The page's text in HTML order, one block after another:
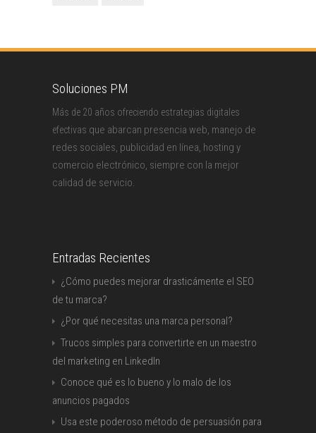
Soluciones PM
Más de 20 años ofreciendo estrategias digitales
efectivas que abarcan presencia web, manejo de
redes sociales, publicidad en línea, hosting y
comercio electrónico, siempre con la mejor
calidad de servicio.
Entradas Recientes
¿Cómo puedes mejorar drasticámente el SEO
de tu marca?
¿Por qué necesitas una marca personal?
Trucos simples para convertirte en un maestro
del marketing en LinkedIn
Conoce qué es lo bueno y lo malo de los
anuncios pagados
Usa este poderoso método de persuasión para